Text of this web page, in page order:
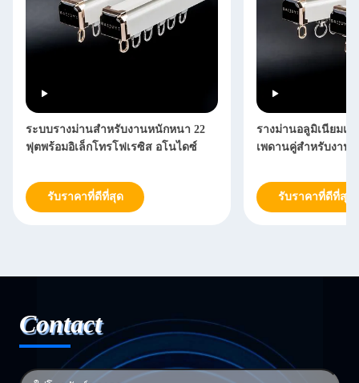
ระบบรางม่านสำหรับงานหนักหนา 22
ฟุตพร้อมอิเล็กโทรโฟเรซิส อโนไดซ์
รับราคาที่ดีที่สุด
รางม่านอลูมิเนียมแ
เพดานคู่สำหรับงาน
รับราคาที่ดีที่สุด
Contact